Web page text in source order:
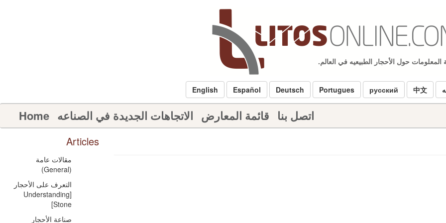
المعلومات حول الأحجار الطبيعيه في العالم.
English Español Deutsch Portugues русский 中文
Home الاتجاهات الجديدة في الصناعه قائمة المعارض اتصل بنا
Articles
مقالات عامة
(General)
التعرف على الأحجار
[Understanding
Stone]
صناعة الأحجار